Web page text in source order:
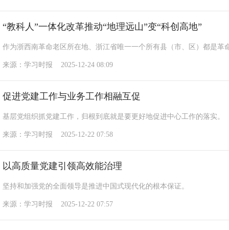
“教科人”一体化改革推动“地理远山”变“科创高地”
作为浙西南革命老区所在地、浙江省唯一一个所有县（市、区）都是
来源：学习时报 2025-12-24 08:09
促进党建工作与业务工作相融互促
基层党组织抓党建工作，归根到底就是要更好地促进中心工作的落实。
来源：学习时报 2025-12-22 07:58
以高质量党建引领高效能治理
坚持和加强党的全面领导是推进中国式现代化的根本保证。
来源：学习时报 2025-12-22 07:57